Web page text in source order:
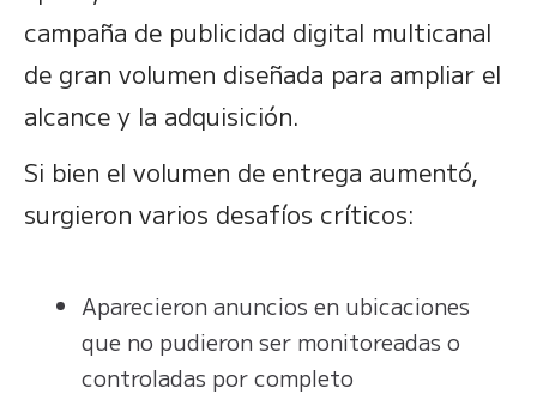
campaña de publicidad digital multicanal
de gran volumen diseñada para ampliar el
alcance y la adquisición.
Si bien el volumen de entrega aumentó,
surgieron varios desafíos críticos:
Aparecieron anuncios en ubicaciones
que no pudieron ser monitoreadas o
controladas por completo